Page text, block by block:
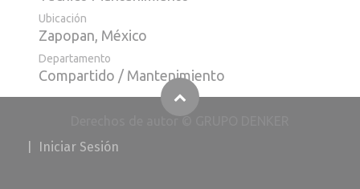
Ubicación
Zapopan, México
Departamento
Compartido / Mantenimiento
I​​​​​​​​niciar Sesión